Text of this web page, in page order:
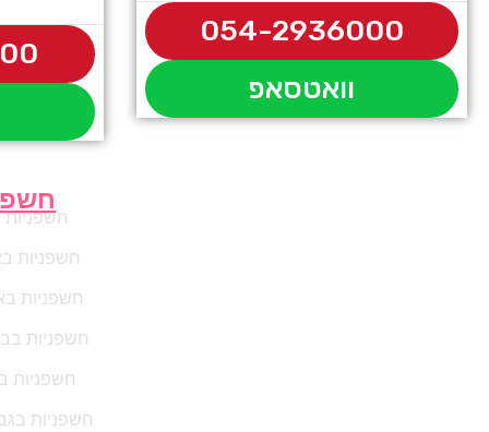
054-2936000
וואטסאפ
חשפניות
חשפניות
חשפניות
חשפניות
חשפניות